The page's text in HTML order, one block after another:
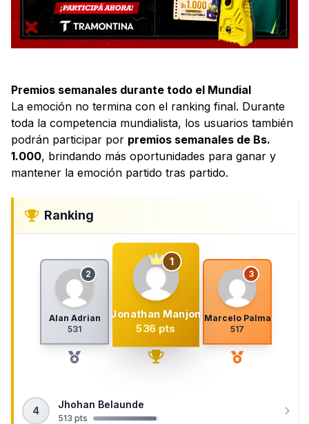
Premios semanales durante todo el Mundial
La emoción no termina con el ranking final. Durante
toda la competencia mundialista, los usuarios también
podrán participar por premios semanales de Bs.
1.000, brindando más oportunidades para ganar y
mantener la emoción partido tras partido.
Ranking
2
Alan Adrian
531
1
Jonathan Manjon
536 pts
3
Marcelo Palma
517
4
Jhohan Belaunde
513 pts